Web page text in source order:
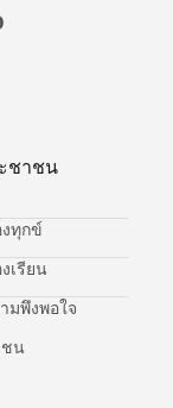
ชาชน
ทุกข์
เรียน
มพึงพอใจ
น